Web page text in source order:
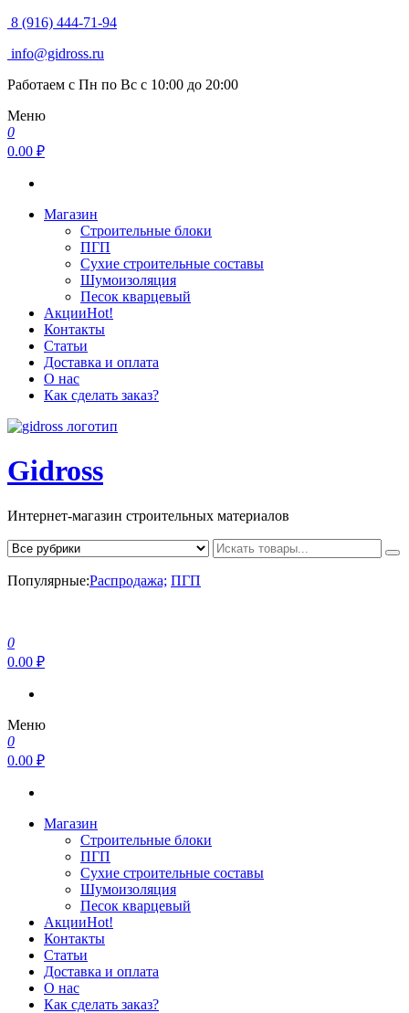
8 (916) 444-71-94
info@gidross.ru
Работаем с Пн по Вс с 10:00 до 20:00
Меню
0
0.00 ₽
Магазин
Строительные блоки
ПГП
Сухие строительные составы
Шумоизоляция
Песок кварцевый
АкцииHot!
Контакты
Статьи
Доставка и оплата
О нас
Как сделать заказ?
Gidross
Интернет-магазин строительных материалов
Популярные:Распродажа; ПГП
0
0.00 ₽
Меню
0
0.00 ₽
Магазин
Строительные блоки
ПГП
Сухие строительные составы
Шумоизоляция
Песок кварцевый
АкцииHot!
Контакты
Статьи
Доставка и оплата
О нас
Как сделать заказ?